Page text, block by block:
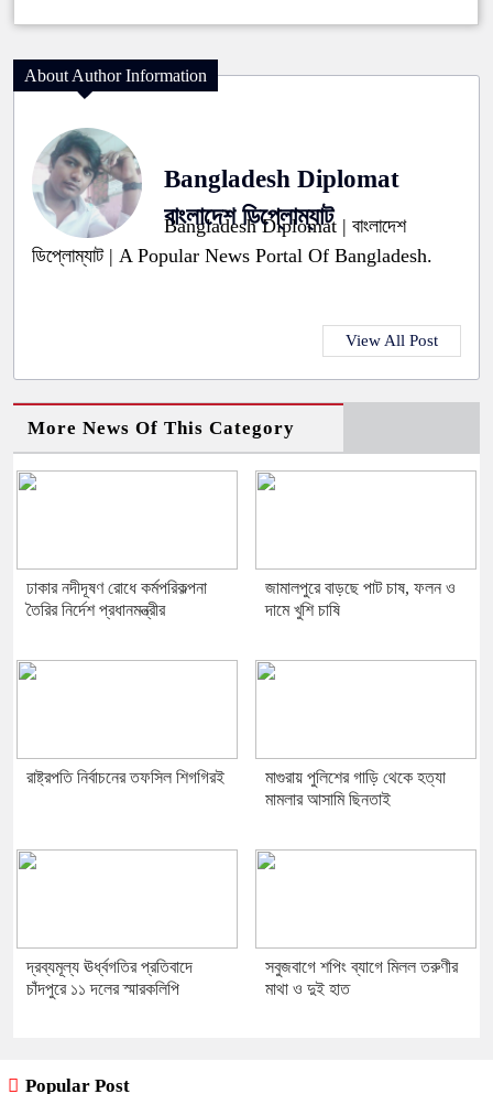
About Author Information
Bangladesh Diplomat
বাংলাদেশ ডিপ্লোম্যাট
Bangladesh Diplomat | বাংলাদেশ
ডিপ্লোম্যাট | A Popular News Portal Of Bangladesh.
View All Post
More News Of This Category
ঢাকার নদীদূষণ রোধে কর্মপরিকল্পনা
তৈরির নির্দেশ প্রধানমন্ত্রীর
জামালপুরে বাড়ছে পাট চাষ, ফলন ও
দামে খুশি চাষি
রাষ্ট্রপতি নির্বাচনের তফসিল শিগগিরই
মাগুরায় পুলিশের গাড়ি থেকে হত্যা
মামলার আসামি ছিনতাই
দ্রব্যমূল্য ঊর্ধ্বগতির প্রতিবাদে
চাঁদপুরে ১১ দলের স্মারকলিপি
সবুজবাগে শপিং ব্যাগে মিলল তরুণীর
মাথা ও দুই হাত
Popular Post